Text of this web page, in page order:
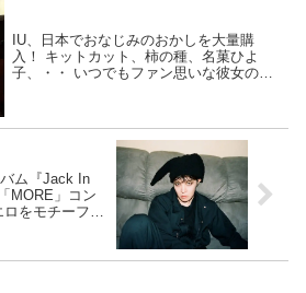
IU、日本でおなじみのおかしを大量購
入！ キットカット、柿の種、名菓ひよ
子、・・ いつでもファン思いな彼女の行
ム『Jack In
MORE」コン
をモチーフに